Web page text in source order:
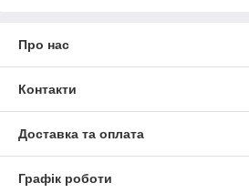
завжди можете створити дренаж
Схема посадки фрітілярії
Перекопайте вибрану ділянку.
мінеральні добрива
Про нас
Контакти
Доставка та оплата
Графік роботи